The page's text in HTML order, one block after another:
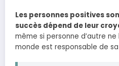
Les personnes positives
succès dépend de leur
même si personne d’autre
monde est responsable de